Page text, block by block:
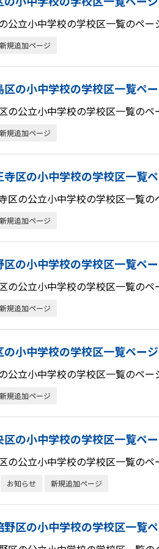
公立小中学校の学校区一覧のペ
新規追加ページ
の小中学校の学校区一覧ペ
の公立小中学校の学校区一覧の
新規追加ページ
区の小中学校の学校区一覧
区の公立小中学校の学校区一覧
新規追加ページ
の小中学校の学校区一覧ペ
の公立小中学校の学校区一覧の
新規追加ページ
小中学校の学校区一覧ペー
公立小中学校の学校区一覧のペ
新規追加ページ
の小中学校の学校区一覧ペ
の公立小中学校の学校区一覧の
お知らせ 新規追加ページ
区の小中学校の学校区一覧